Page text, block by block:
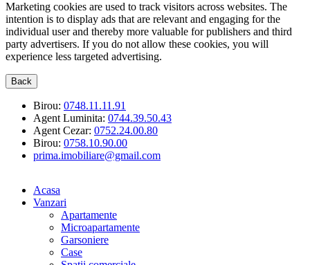
Marketing cookies are used to track visitors across websites. The
intention is to display ads that are relevant and engaging for the
individual user and thereby more valuable for publishers and third
party advertisers. If you do not allow these cookies, you will
experience less targeted advertising.
Back
Birou: 0748.11.11.91
Agent Luminita: 0744.39.50.43
Agent Cezar: 0752.24.00.80
Birou: 0758.10.90.00
prima.imobiliare@gmail.com
Acasa
Vanzari
Apartamente
Microapartamente
Garsoniere
Case